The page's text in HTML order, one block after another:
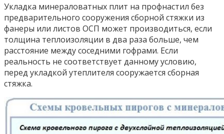
Укладка минераловатных плит на профнастил без
предварительного сооружения сборной стяжки из
фанеры или листов ОСП может производиться, если
толщина теплоизоляции в два раза больше, чем
расстояние между соседними гофрами. Если
реальность не соответствует данному условию,
перед укладкой утеплителя сооружается сборная
стяжка.